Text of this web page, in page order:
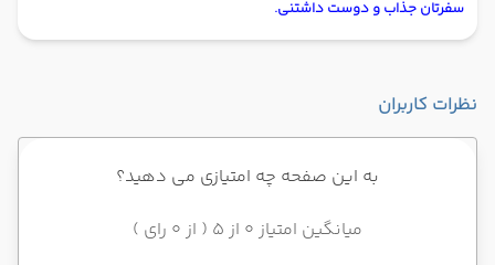
سفرتان جذاب و دوست داشتنی.
نظرات کاربران
به این صفحه چه امتیازی می دهید؟
میانگین امتیاز 0 از 5 ( از 0 رای )